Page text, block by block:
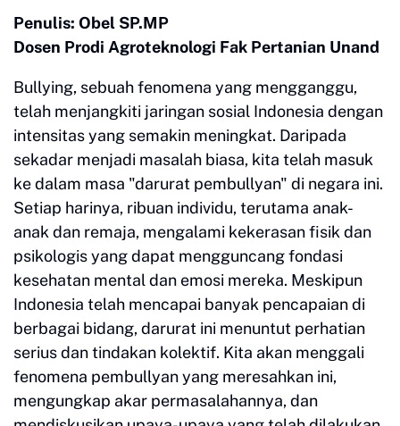
Penulis: Obel SP.MP
Dosen Prodi Agroteknologi Fak Pertanian Unand
Bullying, sebuah fenomena yang mengganggu,
telah menjangkiti jaringan sosial Indonesia dengan
intensitas yang semakin meningkat. Daripada
sekadar menjadi masalah biasa, kita telah masuk
ke dalam masa "darurat pembullyan" di negara ini.
Setiap harinya, ribuan individu, terutama anak-
anak dan remaja, mengalami kekerasan fisik dan
psikologis yang dapat mengguncang fondasi
kesehatan mental dan emosi mereka. Meskipun
Indonesia telah mencapai banyak pencapaian di
berbagai bidang, darurat ini menuntut perhatian
serius dan tindakan kolektif. Kita akan menggali
fenomena pembullyan yang meresahkan ini,
mengungkap akar permasalahannya, dan